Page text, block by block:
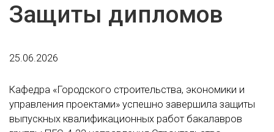
Защиты дипломов
25.06.2026
Кафедра «Городского строительства, экономики и
управления проектами» успешно завершила защиты
выпускных квалификационных работ бакалавров